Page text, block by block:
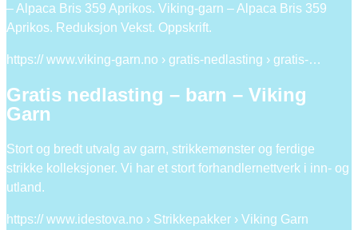
– Alpaca Bris 359 Aprikos. Viking-garn – Alpaca Bris 359
Aprikos. Reduksjon Vekst. Oppskrift.
https:// www.viking-garn.no › gratis-nedlasting › gratis-…
Gratis nedlasting – barn – Viking
Garn
Stort og bredt utvalg av garn, strikkemønster og ferdige
strikke kolleksjoner. Vi har et stort forhandlernettverk i inn- og
utland.
https:// www.idestova.no › Strikkepakker › Viking Garn